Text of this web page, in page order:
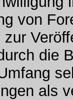
von
die
als